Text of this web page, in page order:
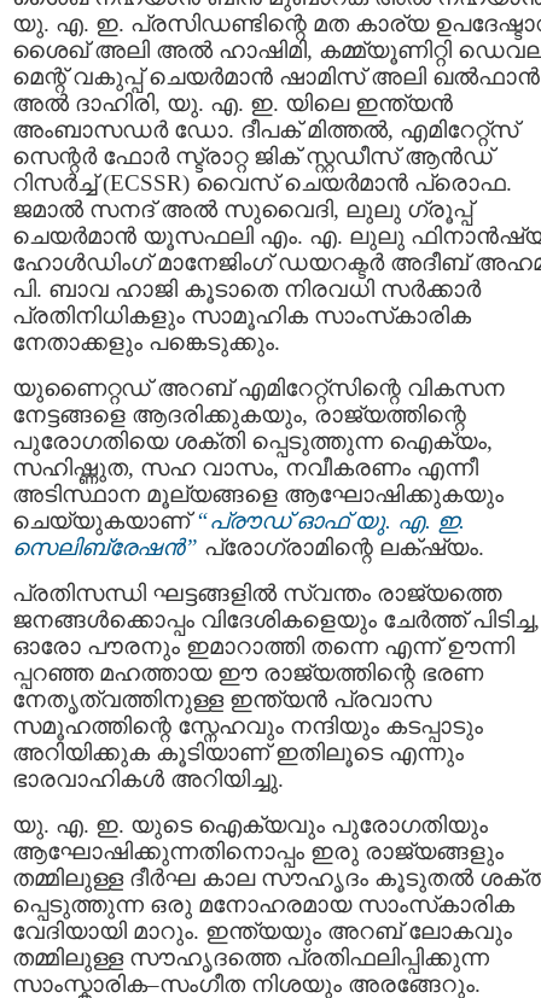
യു. എ. ഇ. പ്രസിഡണ്ടിന്റെ മത കാര്യ
ശൈഖ് അലി അൽ ഹാഷിമി, കമ്മ്യൂണിറ്റി
മെന്റ് വകുപ്പ് ചെയർമാൻ ഷാമിസ് അലി ഖൽഫാൻ
അൽ ദാഹിരി, യു. എ. ഇ. യിലെ ഇന്ത്യൻ
അംബാസഡർ ഡോ. ദീപക് മിത്തൽ, എമിറേറ്റ്സ്
സെന്റർ ഫോർ സ്ട്രാറ്റ ജിക് സ്റ്റഡീസ് ആൻഡ്
റിസർച്ച് (ECSSR) വൈസ് ചെയർമാൻ പ്രൊഫ.
ജമാൽ സനദ് അൽ സുവൈദി, ലുലു ഗ്രൂപ്പ്
ചെയർമാൻ യൂസഫലി എം. എ. ലുലു
ഹോൾഡിംഗ്‌ മാനേജിംഗ് ഡയറക്ടർ അദീബ്
പി. ബാവ ഹാജി കൂടാതെ നിരവധി സർക്കാർ
പ്രതിനിധികളും സാമൂഹിക സാംസ്‌കാരിക
നേതാക്കളും പങ്കെടുക്കും.
യുണൈറ്റഡ് അറബ് എമിറേറ്റ്സിന്റെ വികസന
നേട്ടങ്ങളെ ആദരിക്കുകയും, രാജ്യത്തിന്റെ
പുരോഗതിയെ ശക്തി പ്പെടുത്തുന്ന ഐക്യം,
സഹിഷ്ണുത, സഹ വാസം, നവീകരണം എന്നീ
അടിസ്ഥാന മൂല്യങ്ങളെ ആഘോഷിക്കുകയും
ചെയ്യുകയാണ്“പ്രൗഡ് ഓഫ് യു. എ. ഇ.
സെലിബ്രേഷൻ” പ്രോഗ്രാമിന്റെ ലക്‌ഷ്യം.
പ്രതിസന്ധി ഘട്ടങ്ങളിൽ സ്വന്തം രാജ്യത്തെ
ജനങ്ങൾക്കൊപ്പം വിദേശികളെയും ചേർത്ത് പിടിച്ച,
ഓരോ പൗരനും ഇമാറാത്തി തന്നെ എന്ന് ഊന്നി
പ്പറഞ്ഞ മഹത്തായ ഈ രാജ്യത്തിന്റെ ഭരണ
നേതൃത്വത്തിനുള്ള ഇന്ത്യൻ പ്രവാസ
സമൂഹത്തിന്റെ സ്നേഹവും നന്ദിയും കടപ്പാടും
അറിയിക്കുക കൂടിയാണ് ഇതിലൂടെ എന്നും
ഭാരവാഹികൾ അറിയിച്ചു.
യു. എ. ഇ. യുടെ ഐക്യവും പുരോഗതിയും
ആഘോഷിക്കുന്നതിനൊപ്പം ഇരു രാജ്യങ്ങളും
തമ്മിലുള്ള ദീർഘ കാല സൗഹൃദം കൂടുതൽ
പ്പെടുത്തുന്ന ഒരു മനോഹരമായ സാംസ്‌കാരിക
വേദിയായി മാറും. ഇന്ത്യയും അറബ് ലോകവും
തമ്മിലുള്ള സൗഹൃദത്തെ പ്രതിഫലിപ്പിക്കുന്ന
സാംസ്കാരിക–സംഗീത നിശയും അരങ്ങേറും.